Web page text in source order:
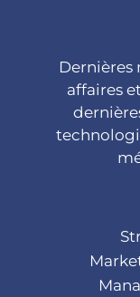
Dernières
affaires